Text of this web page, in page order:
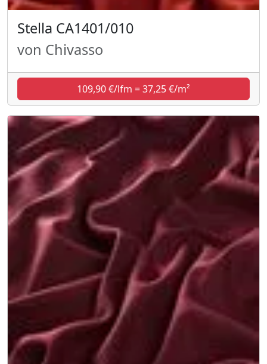
Stella CA1401/010
von Chivasso
109,90 €/lfm = 37,25 €/m²